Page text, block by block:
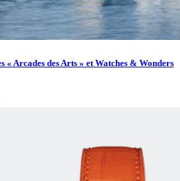
« Arcades des Arts » et Watches & Wonders